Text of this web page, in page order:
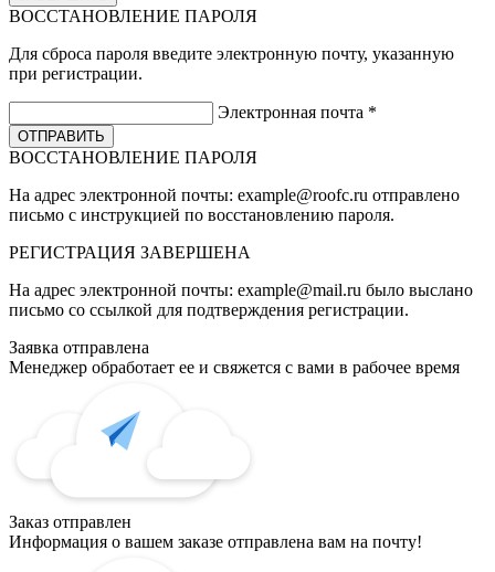
ВОССТАНОВЛЕНИЕ ПАРОЛЯ
Для сброса пароля введите электронную почту, указанную
при регистрации.
Электронная почта *
ВОССТАНОВЛЕНИЕ ПАРОЛЯ
На адрес электронной почты: example@roofc.ru отправлено
письмо с инструкцией по восстановлению пароля.
РЕГИСТРАЦИЯ ЗАВЕРШЕНА
На адрес электронной почты: example@mail.ru было выслано
письмо со ссылкой для подтверждения регистрации.
Заявка отправлена
Менеджер обработает ее и свяжется с вами в рабочее время
Заказ отправлен
Информация о вашем заказе отправлена вам на почту!